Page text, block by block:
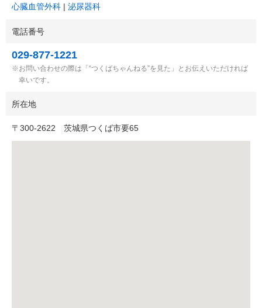
心臓血管外科
泌尿器科
電話番号
029-877-1221
お問い合わせの際は「“つくばちゃんねる”を見た」とお伝えいただければ
幸いです。
所在地
〒 300-2622 茨城県つくば市要65